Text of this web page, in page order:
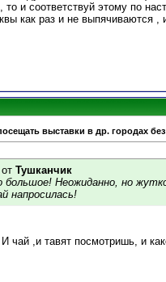
то и соответствуй этому по
как раз и не выпячиваются ,
выставки в др. городах
Тушканчик
большое! Неожиданно, но
напросилась!
чай ,и тавят посмотришь, и